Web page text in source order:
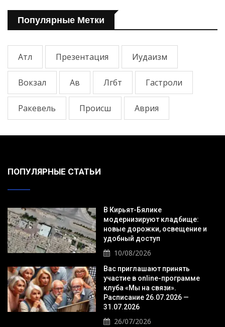
Популярные Метки
Атл Презентация Иудаизм
Вокзал Ав Лгбт Гастроли
Ракевель Происш Аврия
ПОПУЛЯРНЫЕ СТАТЬИ
В Кирьят-Бялике
модернизируют кладбище:
новые дорожки, освещение и
удобный доступ
10/08/2026
Вас приглашают принять
участие в online-программе
клуба «Мы на связи».
Расписание 26.07.2026 —
31.07.2026
26/07/2026